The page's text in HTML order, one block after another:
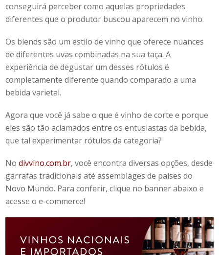
conseguirá perceber como aquelas propriedades
diferentes que o produtor buscou aparecem no vinho.
Os blendssão um estilo de vinho que oferece nuances
de diferentes uvas combinadas na sua taça. A
experiência de degustar um desses rótulos é
completamente diferente quando comparado a uma
bebida varietal.
Agora que você já sabeo que é vinho de corte e porque
eles são tão aclamados entre os entusiastas da bebida,
que tal experimentar rótulos da categoria?
Nodivvino.com.br,você encontra diversas opções, desde
garrafas tradicionais atéassemblagesde países do
Novo Mundo. Para conferir, clique no banner abaixo e
acesse o e-commerce!